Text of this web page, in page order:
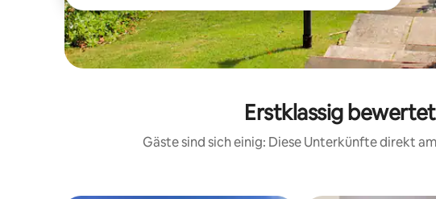
Erstklassig
Gäste sind sich einig: Diese Unterkünfte direkt